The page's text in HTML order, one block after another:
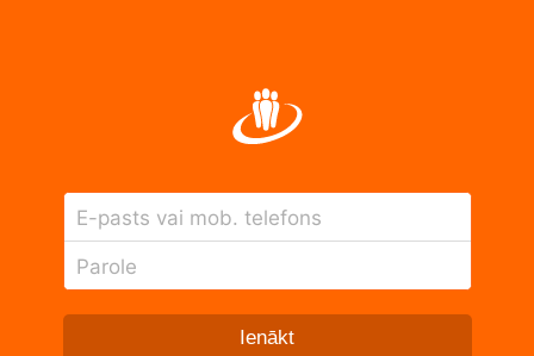
E-pasts vai mob. telefons
Parole
Ienākt